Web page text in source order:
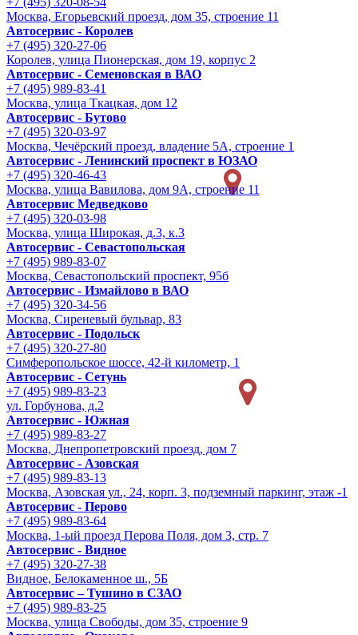
Москва, Егорьевский проезд, дом 35, строение 11
Автосервис - Королев
+7 (495) 320-27-06
Королев, улица Пионерская, дом 19, корпус 2
Автосервис - Семеновская в ВАО
+7 (495) 989-83-41
Москва, улица Ткацкая, дом 12
Автосервис - Бутово
+7 (495) 320-03-97
Москва, Чечёрский проезд, владение 5А, строение 1
Автосервис - Ленинский проспект в ЮЗАО
+7 (495) 320-46-43
Москва, улица Вавилова, дом 9A, строение 11
Автосервис Медведково
+7 (495) 320-03-98
Москва, улица Широкая, д.3, к.3
Автосервис - Cевастопольская
+7 (495) 989-83-07
Москва, Севастопольский проспект, 95б
Автосервис - Измайлово в ВАО
+7 (495) 320-34-56
Москва, Сиреневый бульвар, 83
Автосервис - Подольск
+7 (495) 320-27-80
Симферопольское шоссе, 42-й километр, 1
Автосервис - Сетунь
+7 (495) 989-83-23
ул. Горбунова, д.2
Автосервис - Южная
+7 (495) 989-83-27
Москва, Днепропетровский проезд, дом 7
Автосервис - Азовская
+7 (495) 989-83-13
Москва, Азовская ул., 24, корп. 3, подземный паркинг, этаж -1
Автосервис - Перово
+7 (495) 989-83-64
Москва, 1-ый проезд Перова Поля, дом 3, стр. 7
Автосервис - Видное
+7 (495) 320-27-38
Видное, Белокаменное ш., 5Б
Автосервис – Тушино в СЗАО
+7 (495) 989-83-25
Москва, улица Свободы, дом 35, строение 9